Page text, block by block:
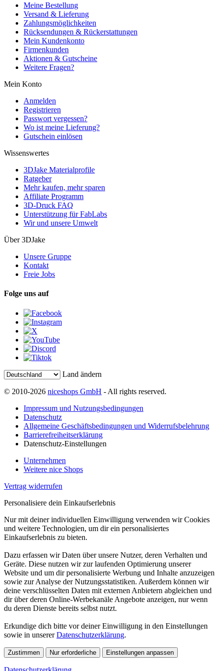
Meine Bestellung
Versand & Lieferung
Zahlungsmöglichkeiten
Rücksendungen & Rückerstattungen
Mein Kundenkonto
Firmenkunden
Aktionen & Gutscheine
Weitere Fragen?
Mein Konto
Anmelden
Registrieren
Passwort vergessen?
Wo ist meine Lieferung?
Gutschein einlösen
Wissenswertes
3DJake Materialprofile
Ratgeber
Mehr kaufen, mehr sparen
Affiliate Programm
3D-Druck FAQ
Unterstützung für FabLabs
Wir und unsere Umwelt
Über 3DJake
Unsere Gruppe
Kontakt
Freie Jobs
Folge uns auf
Land ändern
© 2010-2026 niceshops GmbH - All rights reserved.
Impressum und Nutzungsbedingungen
Datenschutz
Allgemeine Geschäftsbedingungen und Widerrufsbelehrung
Barrierefreiheitserklärung
Datenschutz-Einstellungen
Unternehmen
Weitere nice Shops
Vertrag widerrufen
Personalisiere dein Einkaufserlebnis
Nur mit deiner individuellen Einwilligung verwenden wir Cookies
und weitere Technologien, um dir ein personalisiertes
Einkaufserlebnis zu bieten.
Dazu erfassen wir Daten über unsere Nutzer, deren Verhalten und
Geräte. Diese nutzen wir zur laufenden Optimierung unserer
Website und um dir personalisierte Werbung und Inhalte anzuzeigen
sowie zur Analyse der Nutzungsstatistiken. Außerdem können wir
deine verschlüsselten Daten mit externen Anbietern abgleichen und
dir über deren Online-Werbekanäle Angebote anzeigen, nur wenn
du deren Dienste bereits selbst nutzt.
Erkundige dich bitte vor deiner Einwilligung in den Einstellungen
sowie in unsererDatenschutzerklärung.
Zustimmen Nur erforderliche Einstellungen anpassen